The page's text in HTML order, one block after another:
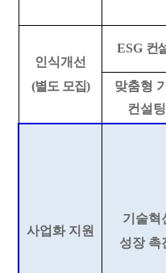
인식개선
(별도 모집)
ESG 컨
맞춤형
컨설
사업화 지원
기술혁
성장 촉